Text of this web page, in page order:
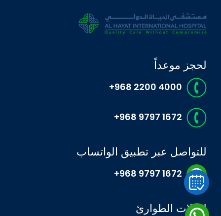
لحجز موعداً
+968 2200 4000
+968 9797 1672
للتواصل عبر تطبيق الواتساب
+968 9797 1672
لحالات الطوارئ